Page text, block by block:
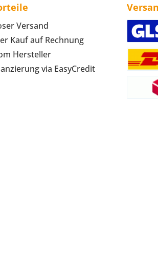
Versand
Kauf auf Rechnung
Hersteller
via EasyCredit